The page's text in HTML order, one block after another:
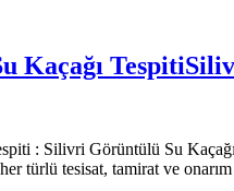
Kaçağı Tespiti
: Silivri Görüntülü Su
türlü tesisat, tamirat ve